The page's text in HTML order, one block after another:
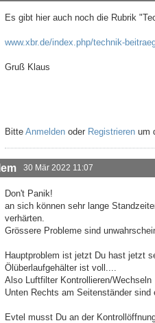
Es gibt hier auch noch die Rubrik
www.xbr.de/index.php/technik-
Gruß Klaus
Bitte Anmelden oder Registrieren um
30 Mär 2022 11:07
Don't Panik!
an sich können sehr lange
verhärten.
Grössere Probleme sind
Hauptproblem ist jetzt Du hast jetzt
Ölüberlaufgehälter ist voll....
Also Luftfilter Kontrollieren/Wechseln
Unten Rechts am Seitenständer
Evtel musst Du an der